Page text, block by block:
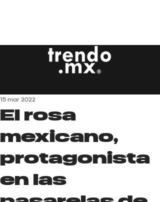
El rosa
mexicano,
protagonista
en las
15 mar 2022